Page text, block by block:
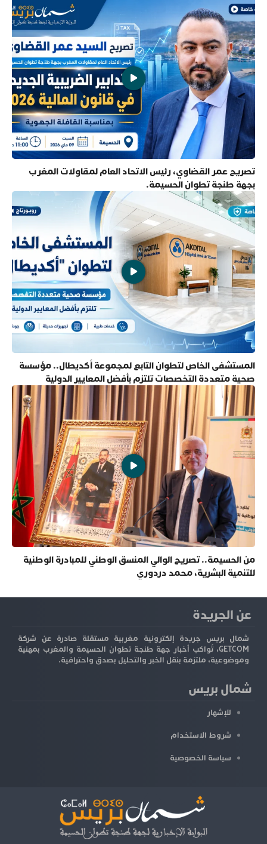
تصريح عمر القضاوي، رئيس الاتحاد العام لمقاولات المغرب
بجهة طنجة تطوان الحسيمة.
المستشفى الخاص لتطوان التابع لمجموعة أكديطال.. مؤسسة
صحية متعددة التخصصات تلتزم بأفضل المعايير الدولية
من الحسيمة.. تصريح الوالي المنسق الوطني للمبادرة الوطنية
للتنمية البشرية، محمد دردوري
عن الجريدة
شمال بريس جريدة إلكترونية مغربية مستقلة صادرة عن شركة
GETCOM، تُواكب أخبار جهة طنجة تطوان الحسيمة والمغرب بمهنية
وموضوعية، ملتزمة بنقل الخبر والتحليل بصدق واحترافية.
شمال بريس
للإشهار
شروط الاستخدام
سياسة الخصوصية